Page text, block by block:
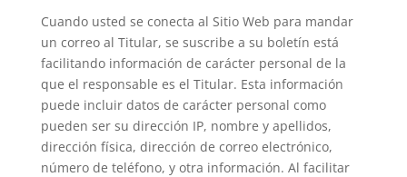
Cuando usted se conecta al Sitio Web para mandar
un correo al Titular, se suscribe a su boletín está
facilitando información de carácter personal de la
que el responsable es el Titular. Esta información
puede incluir datos de carácter personal como
pueden ser su dirección IP, nombre y apellidos,
dirección física, dirección de correo electrónico,
número de teléfono, y otra información. Al facilitar